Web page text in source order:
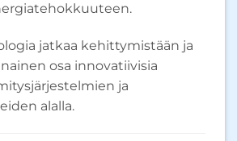
jatkaa kehittymistään ja
osa innovatiivisia
ja
alalla.